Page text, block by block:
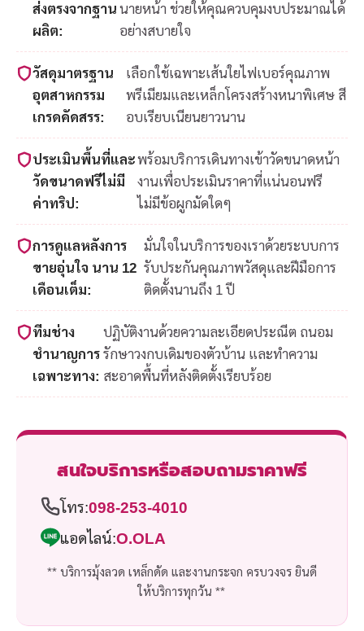
ส่งตรงจากฐาน
ผลิต:
นายหน้า ช่วยให้คุณควบคุมงบประมาณได้
อย่างสบายใจ
วัสดุมาตรฐาน
อุตสาหกรรม
เกรดคัดสรร:
เลือกใช้เฉพาะเส้นใยไฟเบอร์คุณภาพ
พรีเมียมและเหล็กโครงสร้างหนาพิเศษ สี
อบเรียบเนียนยาวนาน
ประเมินพื้นที่และ
วัดขนาดฟรีไม่มี
ค่าทริป:
พร้อมบริการเดินทางเข้าวัดขนาดหน้า
งานเพื่อประเมินราคาที่แน่นอนฟรี
ไม่มีข้อผูกมัดใดๆ
การดูแลหลังการ
ขายอุ่นใจ นาน 12
เดือนเต็ม:
มั่นใจในบริการของเราด้วยระบบการ
รับประกันคุณภาพวัสดุและฝีมือการ
ติดตั้งนานถึง 1 ปี
ทีมช่าง
ชำนาญการ
เฉพาะทาง:
ปฏิบัติงานด้วยความละเอียดประณีต ถนอม
รักษาวงกบเดิมของตัวบ้าน และทำความ
สะอาดพื้นที่หลังติดตั้งเรียบร้อย
สนใจบริการหรือสอบถามราคาฟรี
โทร:098-253-4010
แอดไลน์:O.OLA
** บริการมุ้งลวด เหล็กดัด และงานกระจก ครบวงจร ยินดี
ให้บริการทุกวัน **